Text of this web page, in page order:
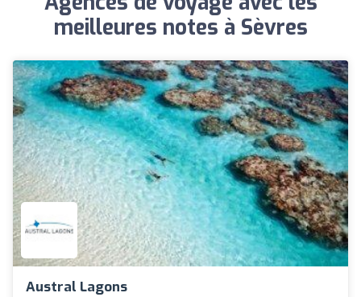
meilleures notes à Sèvres
Austral Lagons